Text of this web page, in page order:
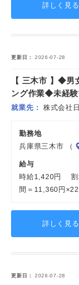
詳しく見る
更新日 2026-07-28
【 三木市 】◆
ング作業◆未経
就業先 株式会社
勤務地
兵庫県三木市 （
給与
時給1,420円 割
間＝11,360円
詳しく見る
更新日 2026-07-28